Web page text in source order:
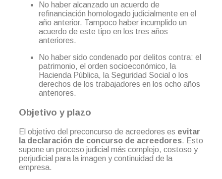
No haber alcanzado un acuerdo de
refinanciación homologado judicialmente en el
año anterior. Tampoco haber incumplido un
acuerdo de este tipo en los tres años
anteriores.
No haber sido condenado por delitos contra: el
patrimonio, el orden socioeconómico, la
Hacienda Pública, la Seguridad Social o los
derechos de los trabajadores en los ocho años
anteriores.
Objetivo y plazo
El objetivo del preconcurso de acreedores es evitar
la declaración de concurso de acreedores. Esto
supone un proceso judicial más complejo, costoso y
perjudicial para la imagen y continuidad de la
empresa.